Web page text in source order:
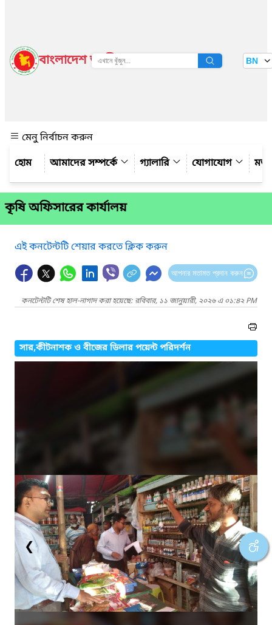
বাংলাদেশ জাতীয় তথ্য বাতায়ন BN
মেনু নির্বাচন করুন
আমাদের সম্পর্কে
গ্যালারি যোগাযোগ
কৃষি অফিসারের কার্যালয়
এই কনটেন্টটি শেয়ার করতে ক্লিক করুন
আপনার মতামত প্রদান করুন
কনটেন্টটি শেষ হাল-নাগাদ করা হয়েছে: রবিবার, ১১ জানুয়ারী, ২০২৬ এ ০১:৪২ PM
সার,কীটনাশক ও বীজের ডিলার পয়েন্ট পরিদর্শন
❮ ❯